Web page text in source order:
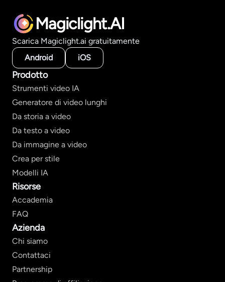
Magiclight.AI
Scarica Magiclight.ai gratuitamente
Android
iOS
Prodotto
Strumenti video IA
Generatore di video lunghi
Da storia a video
Da testo a video
Da immagine a video
Crea per stile
Modelli IA
Risorse
Accademia
FAQ
Azienda
Chi siamo
Contattaci
Partnership